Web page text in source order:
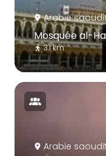
Arabie
Mosquée al-
3.1 km
Arabie